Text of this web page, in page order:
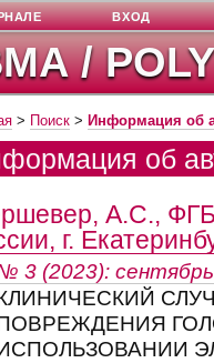
/
ВХОД
> Поиск > Информация об
об
А.С.,
г.
3 (2023): сентябрь